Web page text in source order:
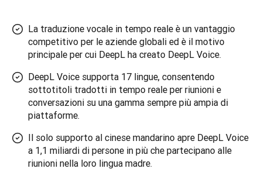
La traduzione vocale in tempo reale è un vantaggio
competitivo per le aziende globali ed è il motivo
principale per cui DeepL ha creato DeepL Voice.
DeepL Voice supporta 17 lingue, consentendo
sottotitoli tradotti in tempo reale per riunioni e
conversazioni su una gamma sempre più ampia di
piattaforme.
Il solo supporto al cinese mandarino apre DeepL Voice
a 1,1 miliardi di persone in più che partecipano alle
riunioni nella loro lingua madre.